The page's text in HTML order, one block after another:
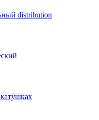
distribution